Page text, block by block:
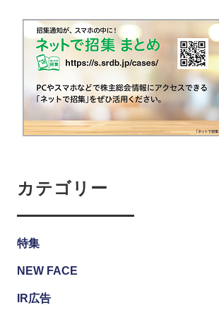
カテゴリー
特集
NEW FACE
IR広告